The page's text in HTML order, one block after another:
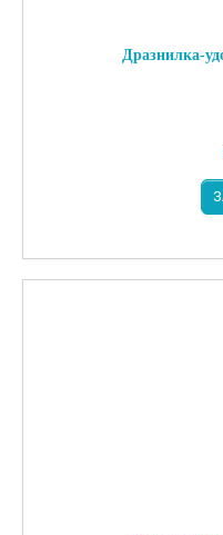
Дразнилка-